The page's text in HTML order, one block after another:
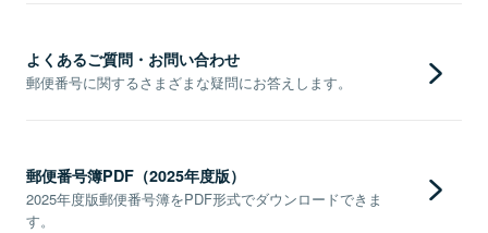
よくあるご質問・お問い合わせ
郵便番号に関するさまざまな疑問にお答えします。
郵便番号簿PDF（2025年度版）
2025年度版郵便番号簿をPDF形式でダウンロードできま
す。